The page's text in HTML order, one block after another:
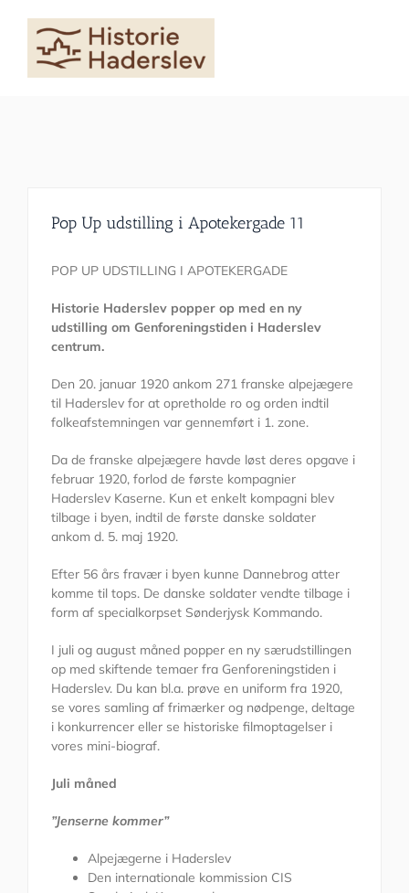
content
Pop Up udstilling i Apotekergade 11
POP UP UDSTILLING I APOTEKERGADE
Historie Haderslev popper op med en ny
udstilling om Genforeningstiden i Haderslev
centrum.
Den 20. januar 1920 ankom 271 franske alpejægere
til Haderslev for at opretholde ro og orden indtil
folkeafstemningen var gennemført i 1. zone.
Da de franske alpejægere havde løst deres opgave i
februar 1920, forlod de første kompagnier
Haderslev Kaserne. Kun et enkelt kompagni blev
tilbage i byen, indtil de første danske soldater
ankom d. 5. maj 1920.
Efter 56 års fravær i byen kunne Dannebrog atter
komme til tops. De danske soldater vendte tilbage i
form af specialkorpset Sønderjysk Kommando.
I juli og august måned popper en ny særudstillingen
op med skiftende temaer fra Genforeningstiden i
Haderslev. Du kan bl.a. prøve en uniform fra 1920,
se vores samling af frimærker og nødpenge, deltage
i konkurrencer eller se historiske filmoptagelser i
vores mini-biograf.
Juli måned
”Jenserne kommer”
Alpejægerne i Haderslev
Den internationale kommission CIS